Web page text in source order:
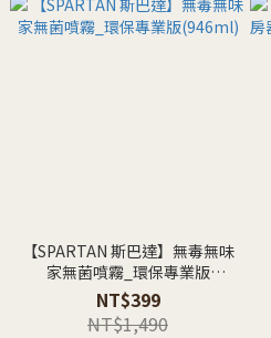
【SPARTAN 斯巴達】無毒無味
家無菌噴霧_環保專業版
(946ml)
NT$399
NT$1,490